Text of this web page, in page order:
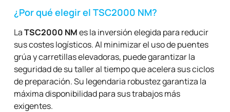
¿Por qué elegir el TSC2000 NM?
LaTSC2000 NMes la inversión elegida para reducir
sus costes logísticos. Al minimizar el uso de puentes
grúa y carretillas elevadoras, puede garantizar la
seguridad de su taller al tiempo que acelera sus ciclos
de preparación. Su legendaria robustez garantiza la
máxima disponibilidad para sus trabajos más
exigentes.